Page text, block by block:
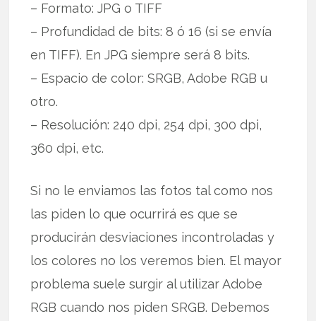
– Formato: JPG o TIFF
– Profundidad de bits: 8 ó 16 (si se envía
en TIFF). En JPG siempre será 8 bits.
– Espacio de color: SRGB, Adobe RGB u
otro.
– Resolución: 240 dpi, 254 dpi, 300 dpi,
360 dpi, etc.
Si no le enviamos las fotos tal como nos
las piden lo que ocurrirá es que se
producirán desviaciones incontroladas y
los colores no los veremos bien. El mayor
problema suele surgir al utilizar Adobe
RGB cuando nos piden SRGB. Debemos